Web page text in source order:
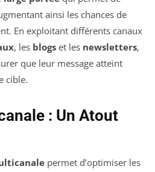
ainsi les chances de
En exploitant différents canaux
, les blogs et les newsletters,
que leur message atteint
cible.
: Un Atout
permet d’optimiser les